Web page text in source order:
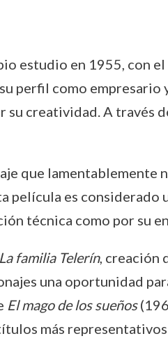
estudio en 1955, con
perfil como empresario
creatividad. A través
que lamentablemente
película es considerado
técnica como por su
La familia Telerín, creación
una oportunidad
El mago de los sueños
más